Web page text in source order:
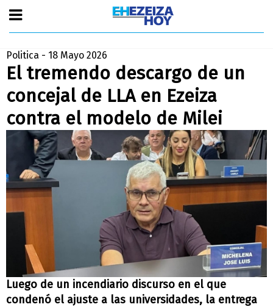
Politica - 18 Mayo 2026
El tremendo descargo de un
concejal de LLA en Ezeiza
contra el modelo de Milei
Luego de un incendiario discurso en el que
condenó el ajuste a las universidades, la entrega